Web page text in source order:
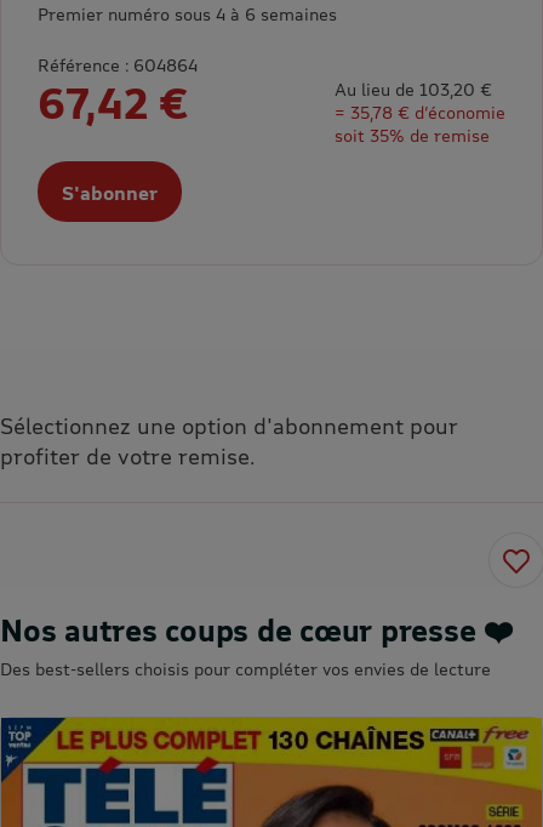
Premier numéro sous 4 à 6 semaines
Référence : 604864
67,42 €
Au lieu de 103,20 €
= 35,78 € d’économie
soit 35% de remise
S'abonner
Sélectionnez une option d'abonnement pour
profiter de votre remise.
Nos autres coups de cœur presse ❤️
Des best-sellers choisis pour compléter vos envies de lecture